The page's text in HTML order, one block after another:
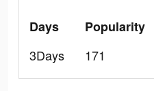
Days
3Days
Popularity
171